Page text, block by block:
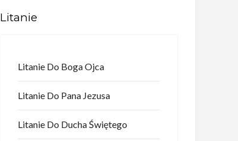
Litanie
Litanie Do Boga Ojca
Litanie Do Pana Jezusa
Litanie Do Ducha Świętego